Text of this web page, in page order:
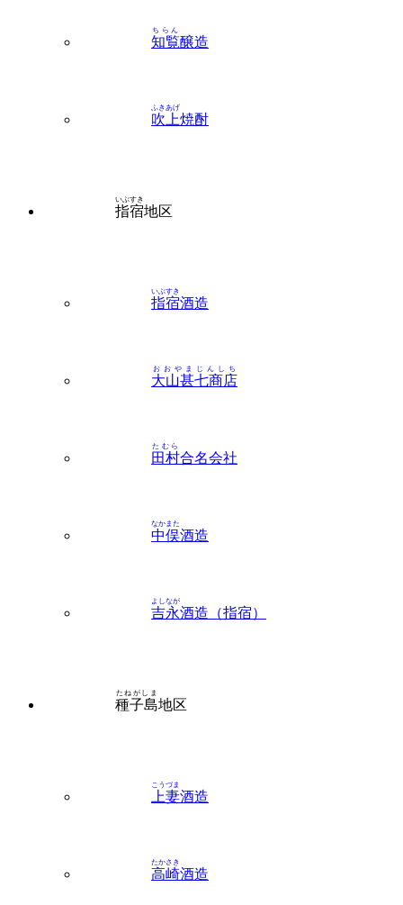
知覧
ちらん
醸造
吹上
ふきあげ
焼酎
指宿
いぶすき
地区
指宿
いぶすき
酒造
大山甚七商店
おおやまじんしち
田村
たむら
合名会社
中俣
なかまた
酒造
吉永
よしなが
酒造（指宿）
種子島
たねがしま
地区
上妻
こうづま
酒造
高崎
たかさき
酒造